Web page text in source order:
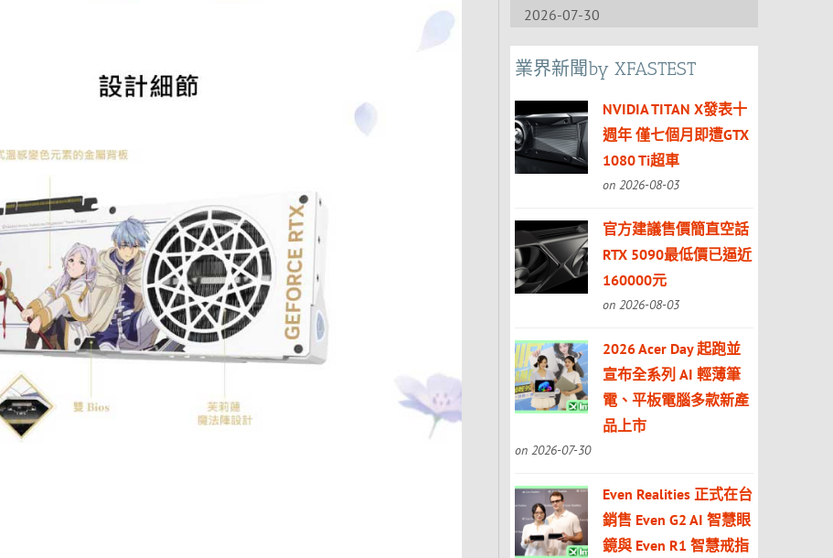
2026-07-30
業界新聞by XFASTEST
NVIDIA TITAN X發表十
週年 僅七個月即遭GTX
1080 Ti超車
on 2026-08-03
官方建議售價簡直空話
RTX 5090最低價已逼近
160000元
on 2026-08-03
2026 Acer Day 起跑並
宣布全系列 AI 輕薄筆
電、平板電腦多款新產
品上市
on 2026-07-30
Even Realities 正式在台
銷售 Even G2 AI 智慧眼
鏡與 Even R1 智慧戒指